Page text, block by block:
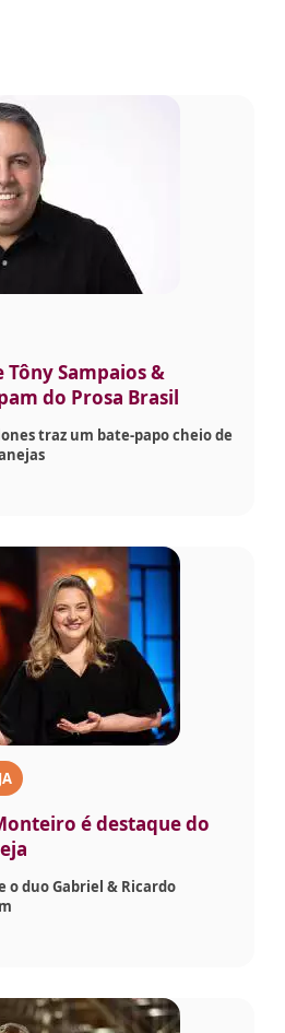
Tôny Sampaios &
do Prosa Brasil
traz um bate-papo cheio de
é destaque do
o duo Gabriel & Ricardo